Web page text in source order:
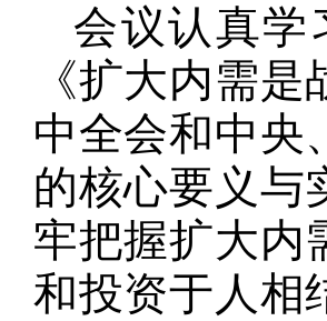
会议认真学
《扩大内需
中全会和中央
的核心要义与
牢把握扩大内
和投资于人相